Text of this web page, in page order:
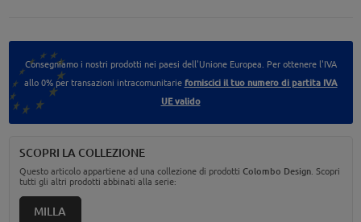
Consegniamo i nostri prodotti nei paesi dell'Unione Europea. Per ottenere l'IVA
allo 0% per transazioni intracomunitarie forniscici il tuo numero di partita IVA
UE valido
SCOPRI LA COLLEZIONE
Questo articolo appartiene ad una collezione di prodotti Colombo Design. Scopri
tutti gli altri prodotti abbinati alla serie:
MILLA